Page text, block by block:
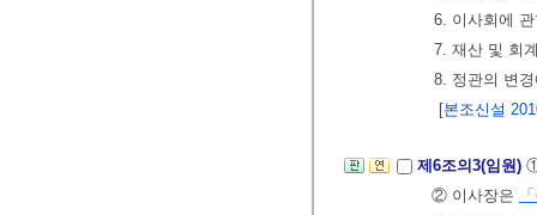
6. 이사회에
7. 재산 및 회
8. 정관의 변
[본조신설
제6조의3(임원)
② 이사장은